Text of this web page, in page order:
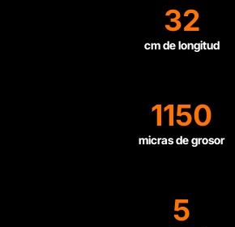
32
cm de longitud
1150
micras de grosor
5